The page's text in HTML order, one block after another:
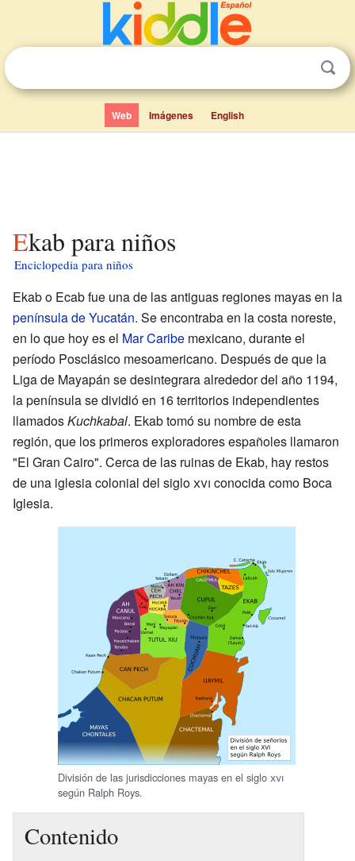
Web Imágenes English
Ekab para niños
Enciclopedia para niños
Ekab o Ecab fue una de las antiguas regiones mayas en la
península de Yucatán. Se encontraba en la costa noreste,
en lo que hoy es el Mar Caribe mexicano, durante el
período Posclásico mesoamericano. Después de que la
Liga de Mayapán se desintegrara alrededor del año 1194,
la península se dividió en 16 territorios independientes
llamadosKuchkabal. Ekab tomó su nombre de esta
región, que los primeros exploradores españoles llamaron
"El Gran Cairo". Cerca de las ruinas de Ekab, hay restos
de una iglesia colonial del sigloxvi conocida como Boca
Iglesia.
División de las jurisdicciones mayas en el siglo xvi
según Ralph Roys.
Contenido